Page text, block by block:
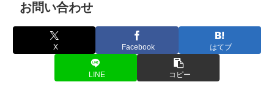
お問い合わせ
X Facebook はてブ
LINE コピー